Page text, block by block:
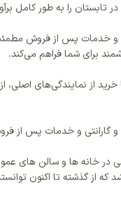
را به طور کامل
برای شما فراهم می‌کند.
خرید از نمایندگی‌های
و گارانتی و خدمات پس از
خانه ها و سالن های
از گذشته تا اکنون